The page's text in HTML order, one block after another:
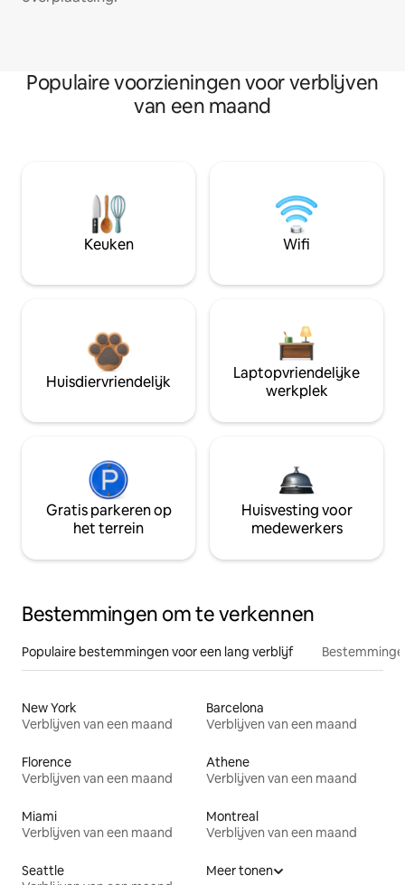
Populaire voorzieningen voor verblijven
van een maand
Keuken Wifi
Huisdiervriendelijk
Laptopvriendelijke
werkplek
Gratis parkeren op
het terrein
Huisvesting voor
medewerkers
Bestemmingen om te verkennen
Populaire bestemmingen voor een lang verblijf
New York
Verblijven van een maand
Barcelona
Verblijven van een maand
Florence
Verblijven van een maand
Athene
Verblijven van een maand
Miami
Verblijven van een maand
Montreal
Verblijven van een maand
Seattle
Meer tonen